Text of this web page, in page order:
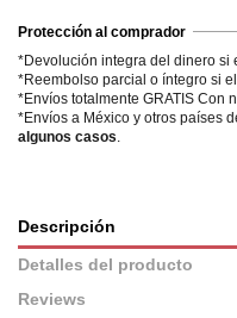
Protección al comprador
*Devolución integra del dinero si
*Reembolso parcial o íntegro si
*Envíos totalmente GRATIS Con
*Envíos a México y otros países
algunos casos.
Descripción
Detalles del producto
Reviews